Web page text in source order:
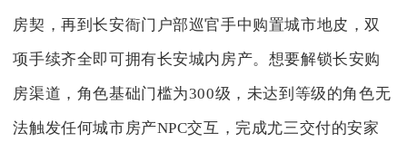
房契，再到长安衙门户部巡官手中购置城市地皮，双
项手续齐全即可拥有长安城内房产。想要解锁长安购
房渠道，角色基础门槛为300级，未达到等级的角色无
法触发任何城市房产NPC交互，完成尤三交付的安家